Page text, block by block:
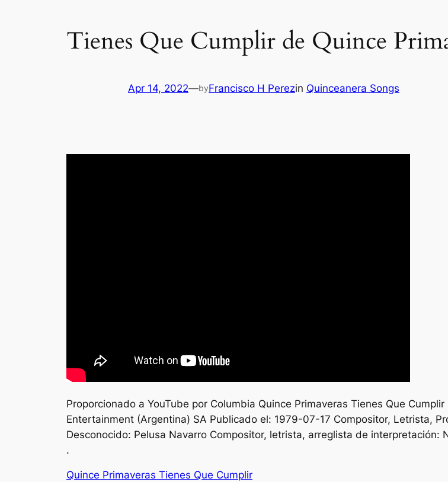
Tienes Que Cumplir de Quince
Apr 14, 2022—byFrancisco H Perezin Quinceanera Songs
Proporcionado a YouTube por Columbia Quince Primaveras Tienes Que
Entertainment (Argentina) SA Publicado el: 1979-07-17 Compositor, Letrista,
Desconocido: Pelusa Navarro Compositor, letrista, arreglista de
.
Quince Primaveras Tienes Que Cumplir